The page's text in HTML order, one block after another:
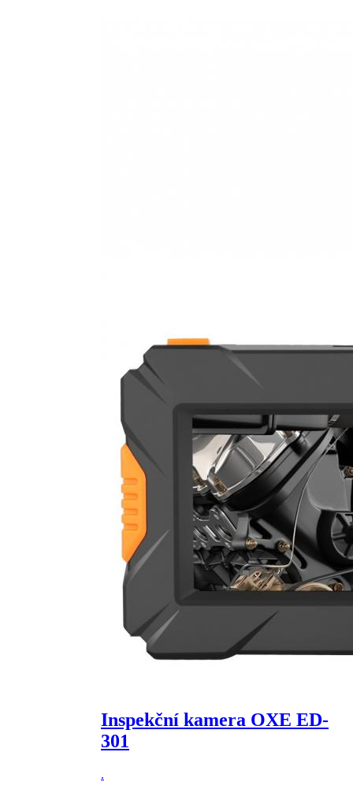
Inspekční kamera OXE ED-
301
.